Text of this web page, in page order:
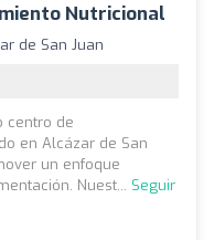
Nutricional
de San Juan
centro de
en Alcázar de San
un enfoque
Nuest... Seguir